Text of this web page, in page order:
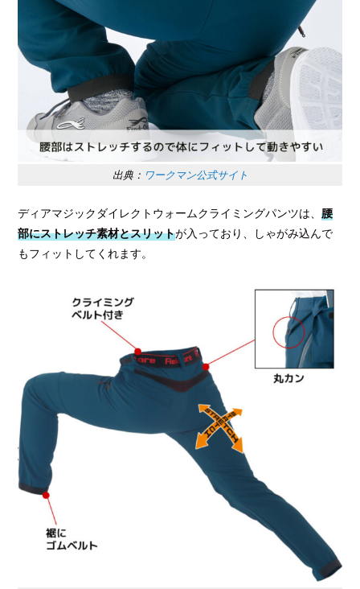
出典： ワークマン公式サイト
ディアマジックダイレクトウォームクライミングパンツは、腰
部にストレッチ素材とスリットが入っており、しゃがみ込んで
もフィットしてくれます。